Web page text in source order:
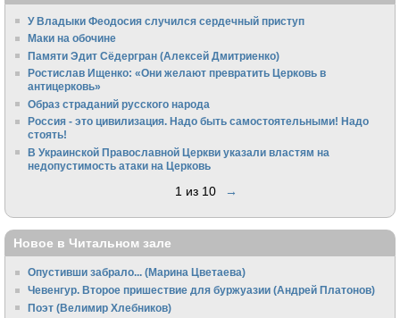
У Владыки Феодосия случился сердечный приступ
Маки на обочине
Памяти Эдит Сёдергран (Алексей Дмитриенко)
Ростислав Ищенко: «Они желают превратить Церковь в
антицерковь»
Образ страданий русского народа
Россия - это цивилизация. Надо быть самостоятельными! Надо
стоять!
В Украинской Православной Церкви указали властям на
недопустимость атаки на Церковь
1 из 10 →
Новое в Читальном зале
Опустивши забрало... (Марина Цветаева)
Чевенгур. Второе пришествие для буржуазии (Андрей Платонов)
Поэт (Велимир Хлебников)